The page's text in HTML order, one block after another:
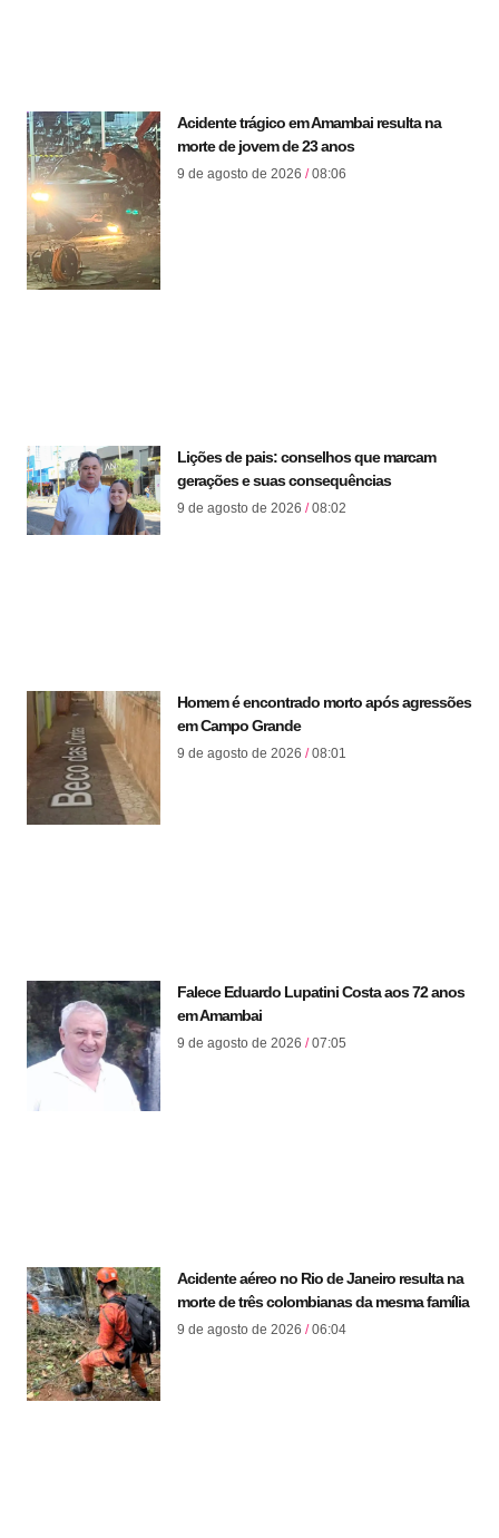
Acidente trágico em Amambai resulta na
morte de jovem de 23 anos
9 de agosto de 2026 08:06
Lições de pais: conselhos que marcam
gerações e suas consequências
9 de agosto de 2026 08:02
Homem é encontrado morto após agressões
em Campo Grande
9 de agosto de 2026 08:01
Falece Eduardo Lupatini Costa aos 72 anos
em Amambai
9 de agosto de 2026 07:05
Acidente aéreo no Rio de Janeiro resulta na
morte de três colombianas da mesma família
9 de agosto de 2026 06:04